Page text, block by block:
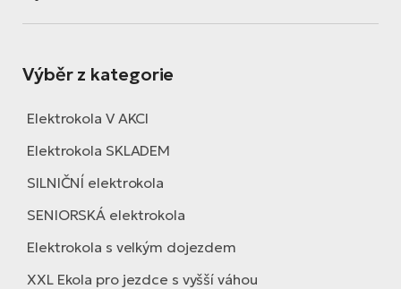
Výběr z kategorie
Elektrokola V AKCI
Elektrokola SKLADEM
SILNIČNÍ elektrokola
SENIORSKÁ elektrokola
Elektrokola s velkým dojezdem
XXL Ekola pro jezdce s vyšší váhou